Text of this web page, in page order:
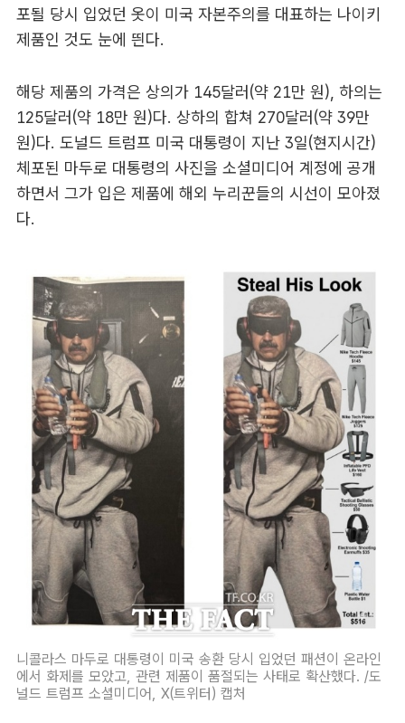
포될 당시 입었던 옷이 미국 자본주의를 대표하는 나이키
제품인 것도 눈에 띈다.
해당 제품의 가격은 상의가 145달러(약 21만 원), 하의는
125달러(약 18만 원)다. 상하의 합쳐 270달러(약 39만
원)다. 도널드 트럼프 미국 대통령이 지난 3일(현지시간)
체포된 마두로 대통령의 사진을 소셜미디어 계정에 공개
하면서 그가 입은 제품에 해외 누리꾼들의 시선이 모아졌
다.
니콜라스 마두로 대통령이 미국 송환 당시 입었던 패션이 온라인
에서 화제를 모았고, 관련 제품이 품절되는 사태로 확산했다. /도
널드 트럼프 소셜미디어, X(트위터) 캡처